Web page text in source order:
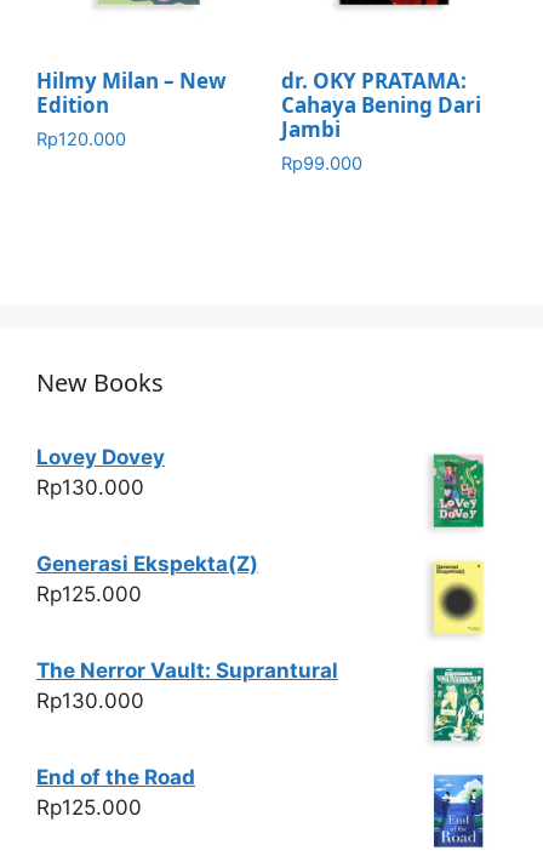
Hilmy Milan – New
Edition
Rp120.000
dr. OKY PRATAMA:
Cahaya Bening Dari
Jambi
Rp99.000
New Books
Lovey Dovey
Rp130.000
Generasi Ekspekta(Z)
Rp125.000
The Nerror Vault: Suprantural
Rp130.000
End of the Road
Rp125.000